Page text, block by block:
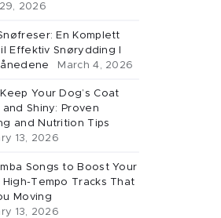
2026
En Komplett
Effektiv Snørydding I
March 4, 2026
Your Dog’s Coat
and Shiny: Proven
and Nutrition Tips
13, 2026
Songs to Boost Your
High-Tempo Tracks That
Moving
13, 2026